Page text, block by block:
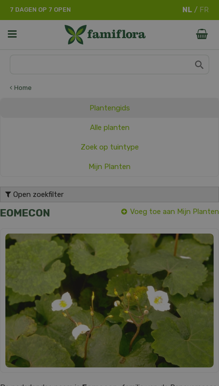
Home
7 DAGEN OP 7 OPEN
Plantengids
Alle planten
Zoek op tuintype
Mijn Planten
Open zoekfilter
EOMECON Voeg toe aan Mijn Planten